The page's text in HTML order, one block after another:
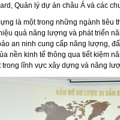
Quản lý dự án châu Á và các
là một trong những ngành tiêu
quả năng lượng và phát triển
an ninh cung cấp năng lượng,
nền kinh tế thông qua tiết kiệm
trong lĩnh vực xây dựng và năng